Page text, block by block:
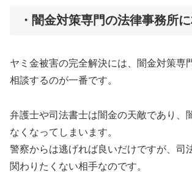
・闇金対策専門の法律事務所
ヤミ金被害の完全解決には、闇金対策専
相談するのが一番です。
弁護士や司法書士は闇金の天敵であり、
なくなってしまいます。
警察からは逃げれば良いだけですが、司
関わりたくない相手なのです。